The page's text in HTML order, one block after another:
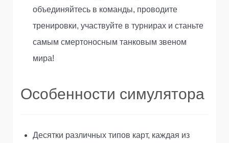
объединяйтесь в команды, проводите
тренировки, участвуйте в турнирах и станьте
самым смертоносным танковым звеном
мира!
Особенности симулятора
Десятки различных типов карт, каждая из